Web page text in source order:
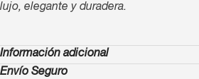
lujo, elegante y duradera.
Información adicional
Envío Seguro